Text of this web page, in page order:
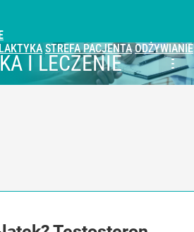
STREFA PACJENTA ODŻYWIANIE
I LECZENIE